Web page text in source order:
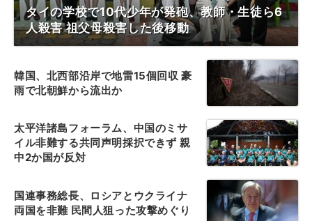
タイの学校で10代少年が発砲、教師・生徒ら6
人殺害 祖父母殺害した後移動
韓国、北西部沿岸で地雷15個回収 豪
雨で北朝鮮から流出か
太平洋諸島フォーラム、中国のミサ
イル非難する共同声明採択できず 親
中2か国が反対
国連事務総長、ロシアとウクライナ
両国を非難 民間人狙った攻撃めぐり